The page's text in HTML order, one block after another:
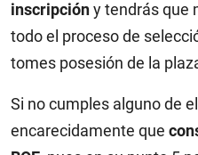
inscripcióny tendrás que
todo el proceso de
tomes posesión de la
Si no cumples alguno de
encarecidamente que